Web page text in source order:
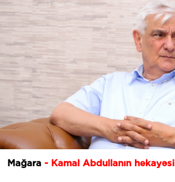
Mağara - Kamal Abdullanın hekayəsi